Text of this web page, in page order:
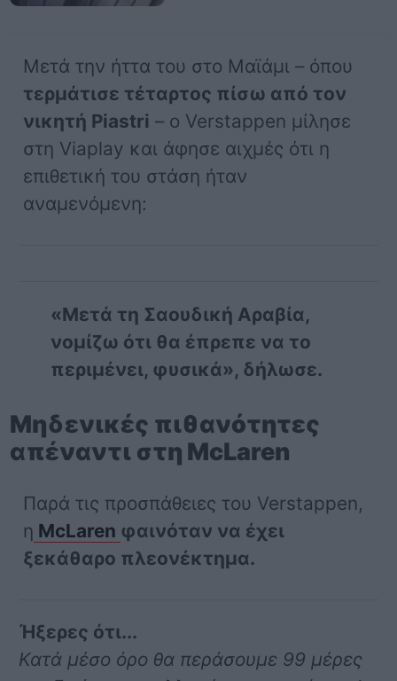
Μετά την ήττα του στο Μαϊάμι – όπου
τερμάτισε τέταρτος πίσω από τον
νικητή Piastri – ο Verstappen μίλησε
στη Viaplay και άφησε αιχμές ότι η
επιθετική του στάση ήταν
αναμενόμενη:
«Μετά τη Σαουδική Αραβία,
νομίζω ότι θα έπρεπε να το
περιμένει, φυσικά», δήλωσε.
Μηδενικές πιθανότητες
απέναντι στη McLaren
Παρά τις προσπάθειες του Verstappen,
η McLaren φαινόταν να έχει
ξεκάθαρο πλεονέκτημα.
Ήξερες ότι...
Κατά μέσο όρο θα περάσουμε 99 μέρες